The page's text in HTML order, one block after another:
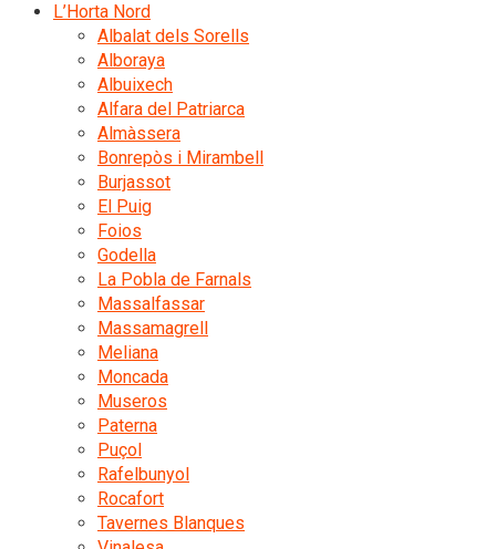
L’Horta Nord
Albalat dels Sorells
Alboraya
Albuixech
Alfara del Patriarca
Almàssera
Bonrepòs i Mirambell
Burjassot
El Puig
Foios
Godella
La Pobla de Farnals
Massalfassar
Massamagrell
Meliana
Moncada
Museros
Paterna
Puçol
Rafelbunyol
Rocafort
Tavernes Blanques